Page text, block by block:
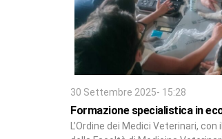
30 Settembre 2025- 15:28
Formazione specialistica in
L’Ordine dei Medici Veterinari, con